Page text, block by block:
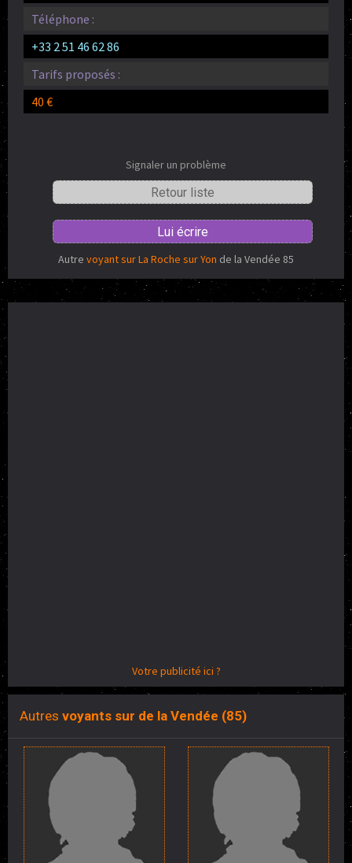
Téléphone :
+33 2 51 46 62 86
Tarifs proposés :
40 €
Signaler un problème
Retour liste
Lui écrire
Autre voyant sur La Roche sur Yon de la Vendée 85
Votre publicité ici ?
Autres voyants sur de la Vendée (85)